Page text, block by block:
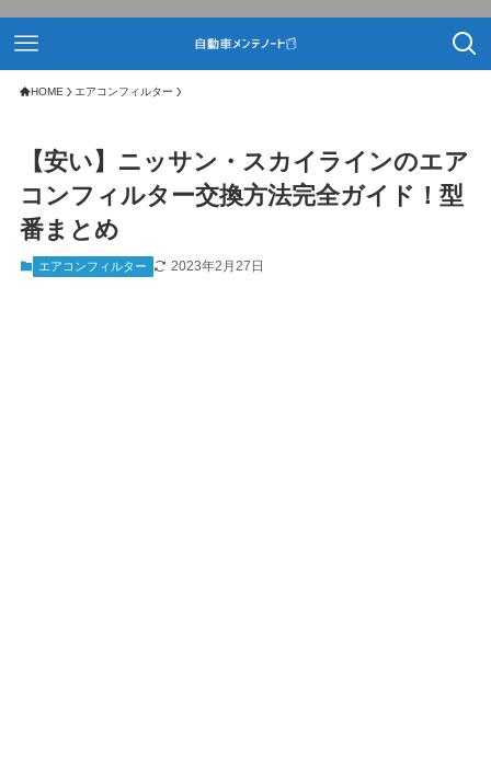
HOME エアコンフィルター
【安い】ニッサン・スカイラインのエア
コンフィルター交換方法完全ガイド！型
番まとめ
エアコンフィルター 2023年2月27日